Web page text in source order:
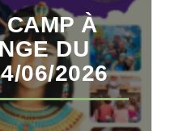
CAMP À
DU
06/2026